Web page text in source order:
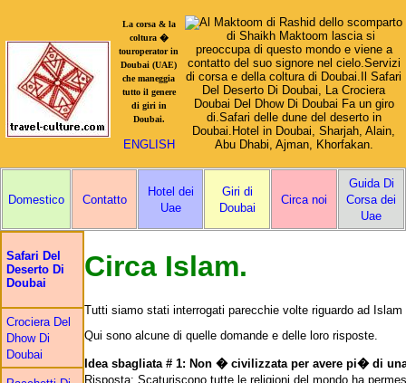
La corsa & la
coltura �
touroperator in
Doubai (UAE)
che maneggia
tutto il genere
di giri in
Doubai.
ENGLISH
Domestico Contatto
Hotel dei
Uae
Giri di
Doubai
Circa noi
Guida Di
Corsa dei
Uae
Safari Del
Deserto Di
Doubai
Crociera Del
Dhow Di
Doubai
Circa Islam.
Tutti siamo stati interrogati parecchie volte riguardo ad
Qui sono alcune di quelle domande e delle loro risposte.
Idea sbagliata # 1: Non � civilizzata per avere pi� di
Risposta: Scaturiscono tutte le religioni del mondo ha